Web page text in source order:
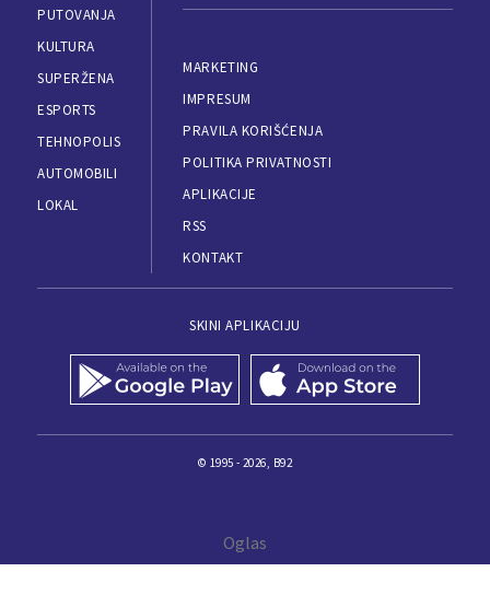
PUTOVANJA
KULTURA
SUPERŽENA
ESPORTS
TEHNOPOLIS
AUTOMOBILI
LOKAL
MARKETING
IMPRESUM
PRAVILA KORIŠĆENJA
POLITIKA PRIVATNOSTI
APLIKACIJE
RSS
KONTAKT
SKINI APLIKACIJU
© 1995 - 2026, B92